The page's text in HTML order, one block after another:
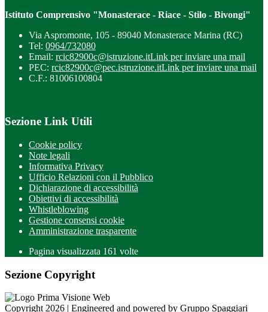
Istituto Comprensivo "Monasterace - Riace - Stilo - Bivongi"
Via Aspromonte, 105 - 89040 Monasterace Marina (RC)
Tel: 0964/732080
Email: rcic82900c@istruzione.itLink per inviare una mail
PEC: rcic82900c@pec.istruzione.itLink per inviare una mail
C.F.: 81006100804
Sezione Link Utili
Cookie policy
Note legali
Informativa Privacy
Ufficio Relazioni con il Pubblico
Dichiarazione di accessibilità
Obiettivi di accessibilità
Whistleblowing
Gestione consensi cookie
Amministrazione trasparente
Pagina visualizzata 161 volte
Sezione Copyright
Copyright 2026 | Engineered and powered by Gruppo Spaggiari